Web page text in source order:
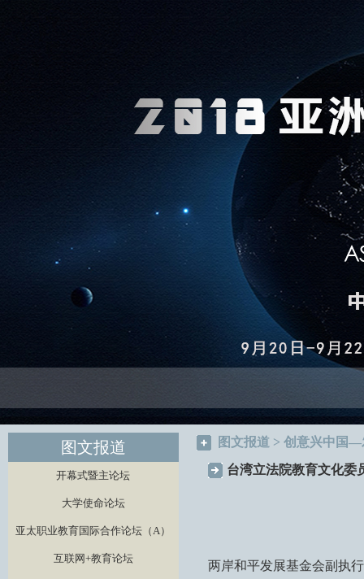
图文报道
开幕式暨主论坛
大学使命论坛
亚太职业教育国际合作论坛（A）
互联网+教育论坛
图文报道 > 创意兴中国
台湾立法院教育文化委
两岸和平发展基金会副执